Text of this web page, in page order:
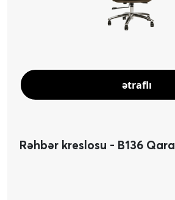
ətraflı
Rəhbər kreslosu - B136 Qara